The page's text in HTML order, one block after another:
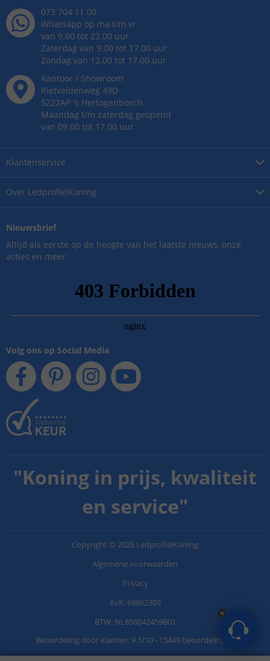
Over LedprofielKoning
Klantenservice
073 704 11 00
Whatsapp op ma t/m vr
van 9.00 tot 22.00 uur
Zaterdag van 9.00 tot 17.00 uur
Zondag van 12.00 tot 17.00 uur
Kantoor / Showroom
Rietveldenweg 49D
5222AP 's Hertogenbosch
Maandag t/m zaterdag geopend
van 09.00 tot 17.00 uur
Nieuwsbrief
Altijd als eerste op de hoogte van het laatste nieuws, onze
acties en meer.
Volg ons op Social Media
"Koning in prijs, kwaliteit
en service"
Copyright © 2026 LedprofielKoning
Algemene voorwaarden
Privacy
KvK: 69862303
BTW: NL858042459B01
Beoordeling door klanten: 9.1/10- 15449 beoordelingen